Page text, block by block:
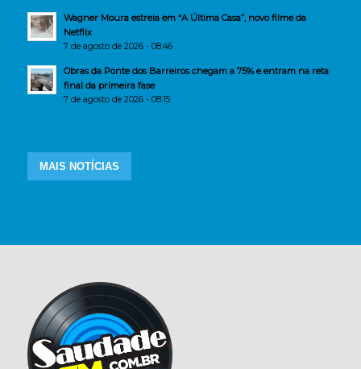
Wagner Moura estreia em “A Última Casa”, novo filme da
Netflix
7 de agosto de 2026 - 08:46
Obras da Ponte dos Barreiros chegam a 75% e entram na reta
final da primeira fase
7 de agosto de 2026 - 08:15
MAIS NOTÍCIAS